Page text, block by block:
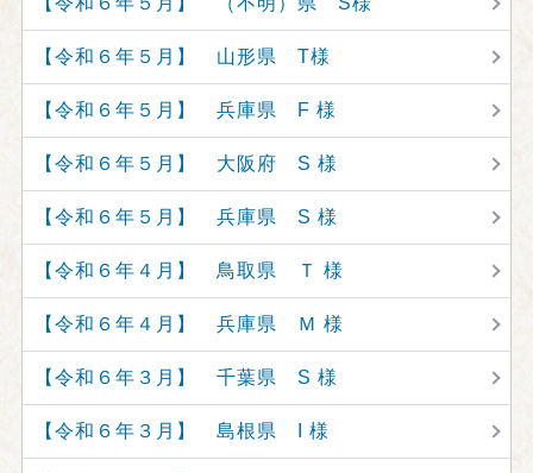
【令和６年５月】 山形県 T様
【令和６年５月】 兵庫県 F 様
【令和６年５月】 大阪府 S 様
【令和６年５月】 兵庫県 S 様
【令和６年４月】 鳥取県 Ｔ 様
【令和６年４月】 兵庫県 Ｍ 様
【令和６年３月】 千葉県 S 様
【令和６年３月】 島根県 I 様